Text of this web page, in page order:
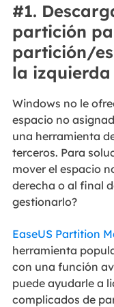
#1.
partición
partición/
la
Windows no le
espacio no
una herramienta
terceros. Para
mover el espacio
derecha o al final
gestionarlo?
EaseUS Partition
herramienta
con una función
puede ayudarle a
complicados de